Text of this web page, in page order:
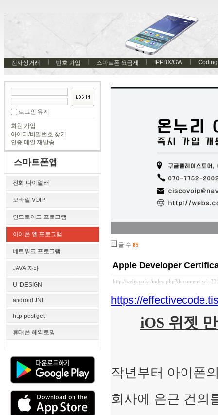
전자상거래 번호 가입 스마트폰 요금제 IPPBX/GW Coding
로그인 유지
회원 가입
아이디/비밀번호 찾기
인증 메일 재발송
스마트폰앱
전화 다이얼러
모바일 VOIP
안드로이드 프로그램
아이폰 앱 프로그램
네트워크 프로그램
JAVA 자바
UI DESIGN
android JNI
http post get
휴대폰 해외로밍
글 수 85
Apple Developer
http://webs.co.kr/
https://
iOS 위젯
작년부터 아이폰
회사에 은근 건의